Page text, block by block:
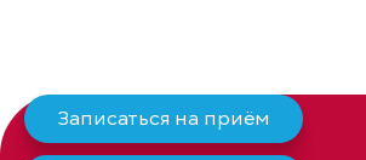
Записаться на приём